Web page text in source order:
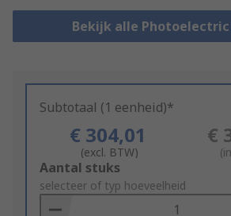
Bekijk alle Photoelectric
Subtotaal (1 eenheid)*
€ 304,01
(excl. BTW)
€
Add
to
Basket
Aantal stuks
selecteer of typ hoeveelheid